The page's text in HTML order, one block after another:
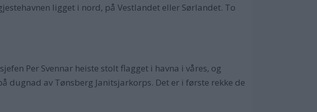
ligget i nord, på Vestlandet eller Sørlandet. To
Per Svennar heiste stolt flagget i havna i våres, og
av Tønsberg Janitsjarkorps. Det er i første rekke de